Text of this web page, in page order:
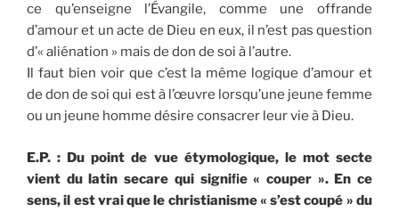
ce qu’enseigne l’Évangile, comme une offrande
d’amour et un acte de Dieu en eux, il n’est pas question
d’« aliénation » mais de don de soi à l’autre.
Il faut bien voir que c’est la même logique d’amour et
de don de soi qui est à l’œuvre lorsqu’une jeune femme
ou un jeune homme désire consacrer leur vie à Dieu.
E.P. : Du point de vue étymologique, le mot secte
vient du latin secare qui signiﬁe « couper ». En ce
sens, il est vrai que le christianisme « s’est coupé » du